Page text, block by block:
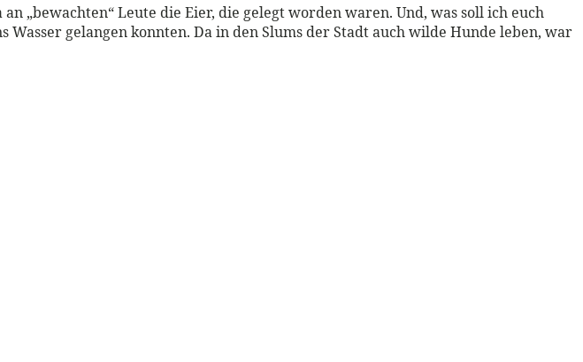
„bewachten“ Leute die Eier, die gelegt worden waren. Und, was soll ich euch
gelangen konnten. Da in den Slums der Stadt auch wilde Hunde leben, war